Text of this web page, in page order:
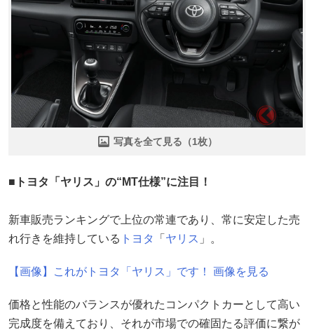
写真を全て見る（1枚）
■トヨタ「ヤリス」の“MT仕様”に注目！
新車販売ランキングで上位の常連であり、常に安定した売
れ行きを維持している トヨタ 「 ヤリス 」。
【画像】これがトヨタ「ヤリス」です！ 画像を見る
価格と性能のバランスが優れたコンパクトカーとして高い
完成度を備えており、それが市場での確固たる評価に繋が